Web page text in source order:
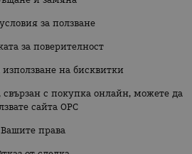
за ползване
за поверителност
на бисквитки
с покупка онлайн, можете да
сайта ОРС
Вашите права